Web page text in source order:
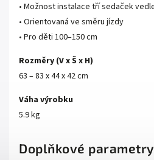
• Možnost instalace tří sedaček
• Orientovaná ve směru jízdy
• Pro děti 100–150 cm
Rozměry (V x Š x H)
63 – 83 x 44 x 42 cm
Váha výrobku
5.9 kg
Doplňkové parametry